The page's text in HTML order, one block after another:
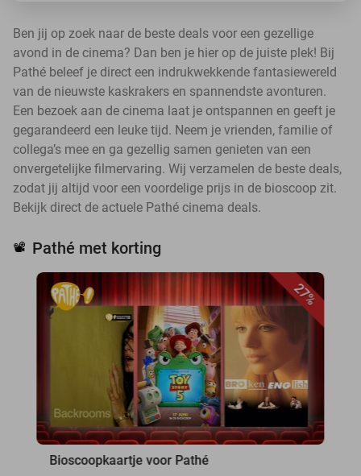
Ben jij op zoek naar de beste deals voor een gezellige
avond in de cinema? Dan ben je hier op de juiste plek! Bij
Pathé beleef je direct een indrukwekkende fantasiewereld
van de nieuwste kaskrakers en spannendste avonturen.
Een bezoek aan de cinema laat je ontspannen en geeft je
gegarandeerd een leuke tijd. Neem je vrienden, familie of
collega’s mee en ga gezellig samen genieten van een
onvergetelijke filmervaring. Wij verzamelen de beste deals,
zodat jij altijd voor een voordelige prijs in de bioscoop zit.
Bekijk direct de actuele Pathé cinema deals.
📽️ Pathé met korting
27%
Bioscoopkaartje voor Pathé